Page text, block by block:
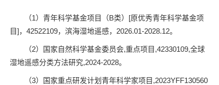
（1）青年科学基金项目（B类）[原优秀青年科学基金项
目]，42522109，滨海湿地遥感，2026.01-2028.12。
（2）国家自然科学基金委员会,重点项目,42330109,全球
湿地遥感分类方法研究,2024-2028。
（3）国家重点研发计划青年科学家项目,2023YFF130560